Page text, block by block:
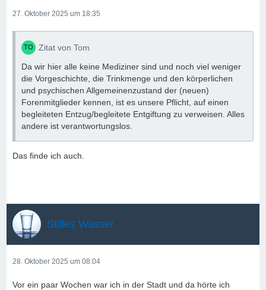
27. Oktober 2025 um 18:35
Zitat von Tom
Da wir hier alle keine Mediziner sind und noch viel weniger
die Vorgeschichte, die Trinkmenge und den körperlichen
und psychischen Allgemeinenzustand der (neuen)
Forenmitglieder kennen, ist es unsere Pflicht, auf einen
begleiteten Entzug/begleitete Entgiftung zu verweisen. Alles
andere ist verantwortungslos.
Das finde ich auch.
Stilles Wasser
28. Oktober 2025 um 08:04
Vor ein paar Wochen war ich in der Stadt und da hörte ich